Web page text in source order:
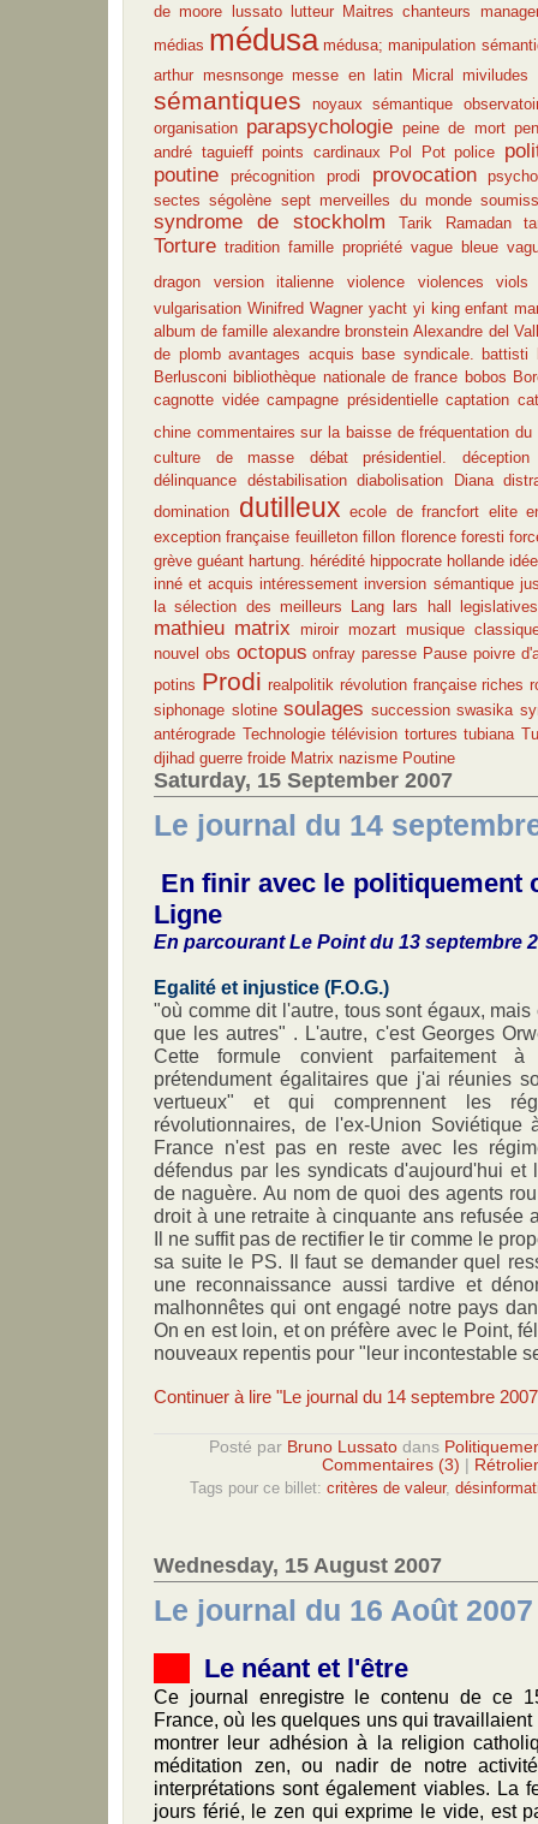
de moore
lussato lutteur Maitres chanteurs
médias médusa médusa; manipulation
arthur mesnsonge messe en latin Micral miviludes
sémantiques noyaux sémantique
organisation parapsychologie peine de mort
andré taguieff points cardinaux Pol Pot police
poutine
précognition prodi provocation
sectes ségolène sept merveilles du monde
syndrome de stockholm Tarik Ramadan
Torture tradition famille propriété vague bleue
dragon
version italienne violence violences
viols
vulgarisation Winifred Wagner yacht yi king enfant
album de famille alexandre bronstein Alexandre del
de plomb avantages acquis base syndicale. battisti
Berlusconi bibliothèque nationale de france bobos
cagnotte vidée campagne présidentielle captation
chine commentaires sur la baisse de fréquentation du
culture de masse
débat présidentiel.
déception
délinquance déstabilisation diabolisation Diana
domination dutilleux ecole de francfort elite
exception française feuilleton fillon florence foresti
grève guéant hartung. hérédité hippocrate hollande
inné et acquis intéressement inversion sémantique
la sélection des meilleurs
Lang lars hall legislatives
mathieu matrix miroir mozart musique
nouvel obs octopus onfray paresse Pause poivre
potins Prodi realpolitik révolution française riches
siphonage slotine soulages succession swasika
antérograde Technologie télévision tortures tubiana
djihad guerre froide Matrix nazisme Poutine
Saturday, 15 September 2007
Le journal du 14
En finir avec le politiquement
Ligne
En parcourant Le Point du 13 septembre
Egalité et injustice (F.O.G.)
"où comme dit l'autre, tous sont égaux,
que les autres" . L'autre, c'est Georges
Cette formule convient parfaitement
prétendument égalitaires que j'ai réunies
vertueux" et qui comprennent les
révolutionnaires, de l'ex-Union
France n'est pas en reste avec les
défendus par les syndicats d'aujourd'hui et
de naguère. Au nom de quoi des agents
droit à une retraite à cinquante ans refusée
Il ne suffit pas de rectifier le tir comme le
sa suite le PS. Il faut se demander quel
une reconnaissance aussi tardive et
malhonnêtes qui ont engagé notre pays
On en est loin, et on préfère avec le Point,
nouveaux repentis pour "leur incontestable
Continuer à lire "Le journal du 14 septembre
Posté par Bruno Lussato dans
Commentaires (3)
Tags pour ce billet: critères de valeur,
Wednesday, 15 August 2007
Le journal du 16 Août 2007
Le néant et l'être
Ce journal enregistre le contenu de ce
France, où les quelques uns qui
montrer leur adhésion à la religion
méditation zen, ou nadir de notre
interprétations sont également viables. La
jours férié, le zen qui exprime le vide, est